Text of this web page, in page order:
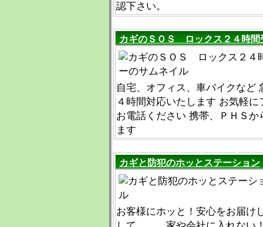
認下さい。
カギのＳＯＳ ロックス２４時間
自宅、オフィス、車バイクな
４時間対応いたします お気軽
お電話ください 携帯、ＰＨＳか
ます
カギと防犯のホッとステーション
お客様にホッと！安心をお届け